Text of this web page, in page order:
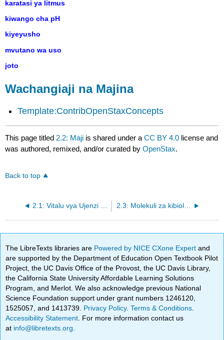
karatasi ya litmus
kiwango cha pH
kiyeyusho
mvutano wa uso
joto
Wachangiaji na Majina
Template:ContribOpenStaxConcepts
This page titled 2.2: Maji is shared under aCC BY 4.0 license and
was authored, remixed, and/or curated byOpenStax.
Back to top
2.1: Vitalu vya Ujenzi wa Molekuli 2.3: Molekuli za kibiolojia
The LibreTexts libraries are Powered by NICE CXone Expertand
are supported by the Department of Education Open Textbook Pilot
Project, the UC Davis Office of the Provost, the UC Davis Library,
the California State University Affordable Learning Solutions
Program, and Merlot. We also acknowledge previous National
Science Foundation support under grant numbers 1246120,
1525057, and 1413739. Privacy Policy.Terms & Conditions
Accessibility Statement . For more information contact us
at info@libretexts.org